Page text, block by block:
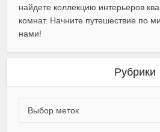
найдете коллекцию интерьеров
комнат. Начните путешествие по
нами!
Рубрики